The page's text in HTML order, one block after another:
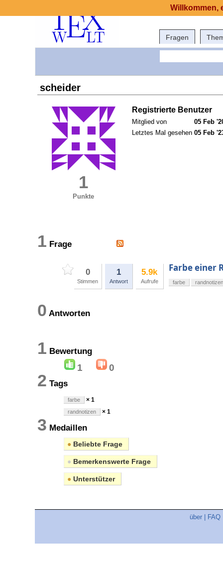
Fragen
scheider
1
Punkte
Registrierte Benutzer
Mitglied von
05 Feb
Letztes Mal gesehen 05 Feb
1 Frage
0
Stimmen
1
Antwort
5.9k
Aufrufe
Farbe einer
farbe randnotizen
0 Antworten
1 Bewertung
1 0
2 Tags
farbe × 1
randnotizen × 1
3 Medaillen
● Beliebte Frage
● Bemerkenswerte Frage
● Unterstützer
über FAQ
Willkommen,